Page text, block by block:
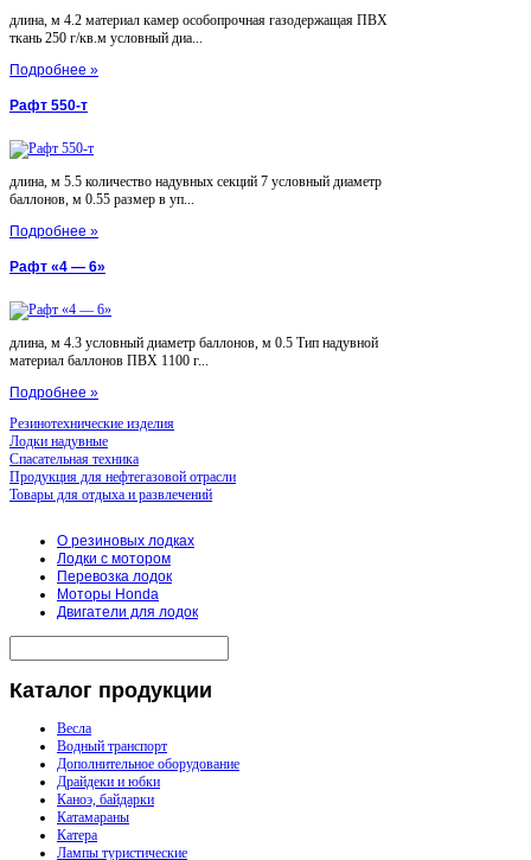
длина, м 4.2 материал камер особопрочная газодержащая ПВХ
ткань 250 г/кв.м условный диа...
Подробнее »
Рафт 550-т
длина, м 5.5 количество надувных секций 7 условный диаметр
баллонов, м 0.55 размер в уп...
Подробнее »
Рафт «4 — 6»
длина, м 4.3 условный диаметр баллонов, м 0.5 Тип надувной
материал баллонов ПВХ 1100 г...
Подробнее »
Резинотехнические изделия
Лодки надувные
Спасательная техника
Продукция для нефтегазовой отрасли
Товары для отдыха и развлечений
О резиновых лодках
Лодки с мотором
Перевозка лодок
Моторы Honda
Двигатели для лодок
Каталог продукции
Весла
Водный транспорт
Дополнительное оборудование
Драйдеки и юбки
Каноэ, байдарки
Катамараны
Катера
Лампы туристические